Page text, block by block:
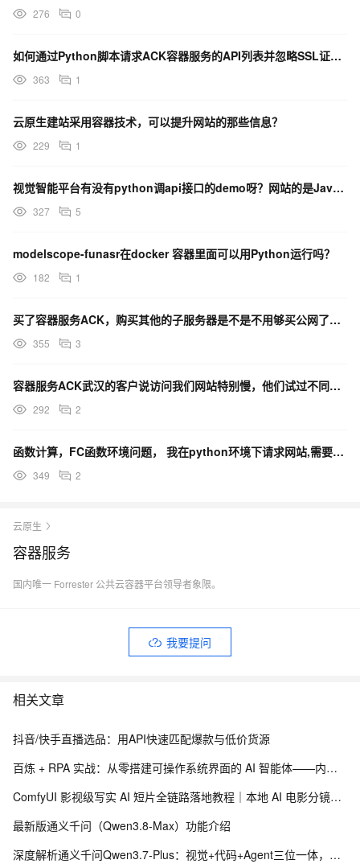
276 0
如何通过Python脚本请求ACK容器服务的API列表并忽略SSL证书验证？
363 1
云原生建站采用容器技术，可以提升网站的那些信息？
229 1
视觉智能平台有没有python调api接口的demo呀？网站的是Java的。
327 5
modelscope-funasr在docker 容器里面可以用Python运行吗？
182 1
买了容器服务ACK，购买其他的子服务器是不是不用够买公网了，就可以访问在子节点上运行的项目网站？
355 3
容器服务ACK武汉的客户说访问我们网站特别慢，他们试过不同网络，也包括手机联通4g热点，如何解决呢？
292 2
函数计算，FC函数环境问题， 我在python环境下请求网站,需要执行jsdom，所以需要配置Nod
349 2
云原生
容器服务
国内唯一 Forrester 公共云容器平台领导者象限。
我要提问
相关文章
抖音/快手直播选品：用API快速匹配爆款与低价货源
百炼 + RPA 实战：从零搭建可操作系统界面的 AI 智能体——内网离线部署与 EXE 打包分发完整方案
ComfyUI 影视级写实 AI 短片全链路落地教程｜本地 AI 电影分镜渲染、时序稳定与人像一致性解决方案
最新版通义千问（Qwen3.8-Max）功能介绍
深度解析通义千问Qwen3.7-Plus：视觉+代码+Agent三位一体，全链路执行引擎